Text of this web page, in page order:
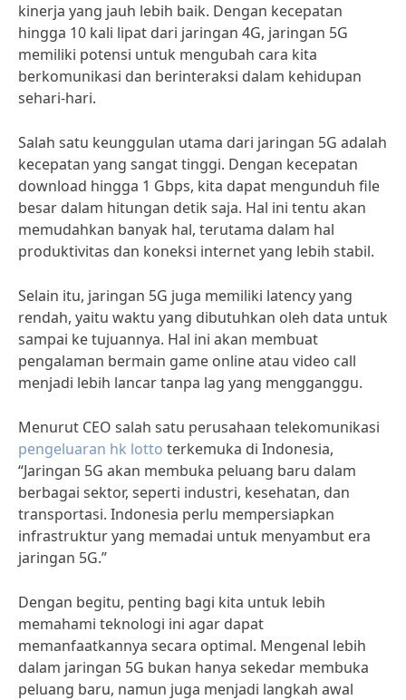
kinerja yang jauh lebih baik. Dengan kecepatan
hingga 10 kali lipat dari jaringan 4G, jaringan 5G
memiliki potensi untuk mengubah cara kita
berkomunikasi dan berinteraksi dalam kehidupan
sehari-hari.
Salah satu keunggulan utama dari jaringan 5G adalah
kecepatan yang sangat tinggi. Dengan kecepatan
download hingga 1 Gbps, kita dapat mengunduh file
besar dalam hitungan detik saja. Hal ini tentu akan
memudahkan banyak hal, terutama dalam hal
produktivitas dan koneksi internet yang lebih stabil.
Selain itu, jaringan 5G juga memiliki latency yang
rendah, yaitu waktu yang dibutuhkan oleh data untuk
sampai ke tujuannya. Hal ini akan membuat
pengalaman bermain game online atau video call
menjadi lebih lancar tanpa lag yang mengganggu.
Menurut CEO salah satu perusahaan telekomunikasi
pengeluaran hk lotto terkemuka di Indonesia,
“Jaringan 5G akan membuka peluang baru dalam
berbagai sektor, seperti industri, kesehatan, dan
transportasi. Indonesia perlu mempersiapkan
infrastruktur yang memadai untuk menyambut era
jaringan 5G.”
Dengan begitu, penting bagi kita untuk lebih
memahami teknologi ini agar dapat
memanfaatkannya secara optimal. Mengenal lebih
dalam jaringan 5G bukan hanya sekedar membuka
peluang baru, namun juga menjadi langkah awal